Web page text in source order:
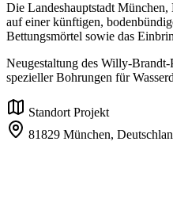
Die Landeshauptstadt München,
auf einer künftigen,
Bettungsmörtel sowie das
Neugestaltung des Willy-
spezieller Bohrungen für
Standort Projekt
81829 München,